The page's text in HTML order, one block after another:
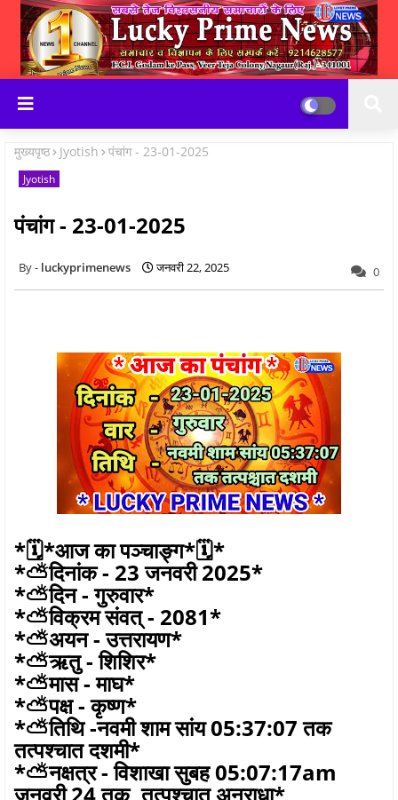
मुख्यपृष्ठ Jyotish पंचांग - 23-01-2025
Jyotish
पंचांग - 23-01-2025
luckyprimenews जनवरी 22, 2025 0
*🗓*आज का पञ्चाङ्ग*🗓*
*⛅दिनांक - 23 जनवरी 2025*
*⛅दिन - गुरुवार*
*⛅विक्रम संवत् - 2081*
*⛅अयन - उत्तरायण*
*⛅ऋतु - शिशिर*
*⛅मास - माघ*
*⛅पक्ष - कृष्ण*
*⛅तिथि -नवमी शाम सांय 05:37:07 तक
तत्पश्चात दशमी*
*⛅नक्षत्र - विशाखा सुबह 05:07:17am
जनवरी 24 तक, तत्पश्चात अनुराधा*